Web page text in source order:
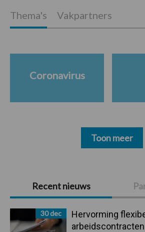
Primaire
Sidebar
Recent nieuws
30 dec
Hervorming
Thema's Vakpartners
Coronavirus
Toon meer